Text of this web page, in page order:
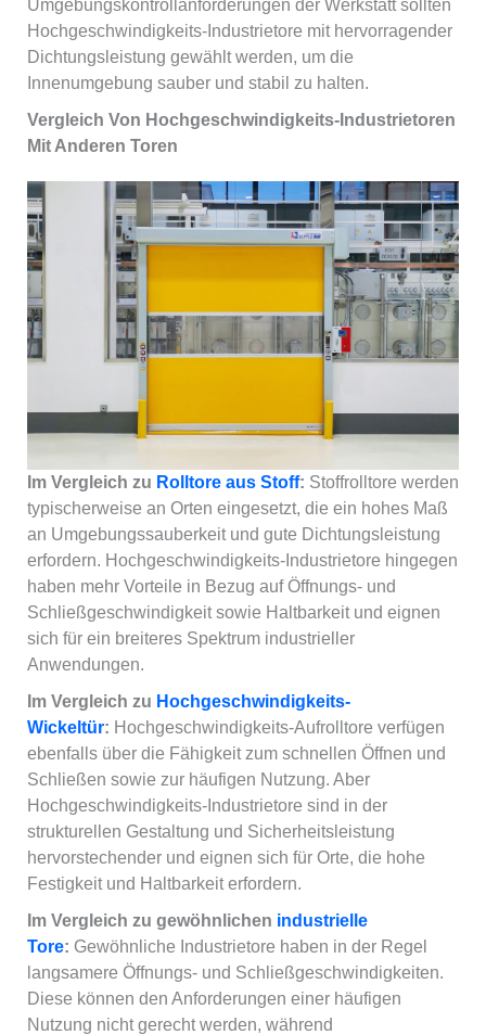
Umgebungskontrollanforderungen der Werkstatt sollten
Hochgeschwindigkeits-Industrietore mit hervorragender
Dichtungsleistung gewählt werden, um die
Innenumgebung sauber und stabil zu halten.
Vergleich Von Hochgeschwindigkeits-Industrietoren
Mit Anderen Toren
Im Vergleich zu Rolltore aus Stoff: Stoffrolltore werden
typischerweise an Orten eingesetzt, die ein hohes Maß
an Umgebungssauberkeit und gute Dichtungsleistung
erfordern. Hochgeschwindigkeits-Industrietore hingegen
haben mehr Vorteile in Bezug auf Öffnungs- und
Schließgeschwindigkeit sowie Haltbarkeit und eignen
sich für ein breiteres Spektrum industrieller
Anwendungen.
Im Vergleich zu Hochgeschwindigkeits-
Wickeltür: Hochgeschwindigkeits-Aufrolltore verfügen
ebenfalls über die Fähigkeit zum schnellen Öffnen und
Schließen sowie zur häufigen Nutzung. Aber
Hochgeschwindigkeits-Industrietore sind in der
strukturellen Gestaltung und Sicherheitsleistung
hervorstechender und eignen sich für Orte, die hohe
Festigkeit und Haltbarkeit erfordern.
Im Vergleich zu gewöhnlichen industrielle
Tore: Gewöhnliche Industrietore haben in der Regel
langsamere Öffnungs- und Schließgeschwindigkeiten.
Diese können den Anforderungen einer häufigen
Nutzung nicht gerecht werden, während